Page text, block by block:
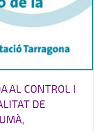
AL CONTROL I
DE